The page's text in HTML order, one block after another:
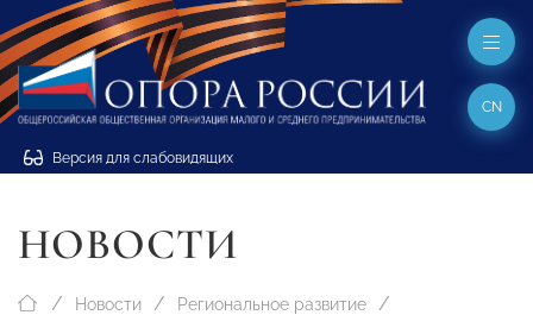
Версия для слабовидящих
CN
НОВОСТИ
Новости Региональное развитие